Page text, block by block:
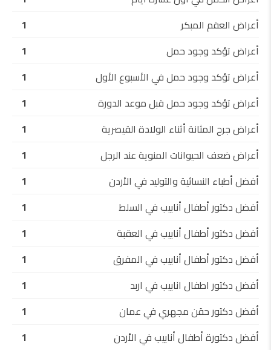
أعراض العقم المبكر
1
أعراض تؤكد وجود حمل
1
أعراض تؤكد وجود حمل في الأسبوع الأول
1
أعراض تؤكد وجود حمل قبل موعد الدورة
1
أعراض جرح المثانة أثناء الولادة القيصرية
1
أعراض ضعف الحيوانات المنوية عند الرجل
1
أفضل أطباء النسائية والتوليد في الأردن
1
أفضل دكتور أطفال أنابيب في السلط
1
أفضل دكتور أطفال أنابيب في العقبة
1
أفضل دكتور أطفال أنابيب في المفرق
1
أفضل دكتور اطفال انابيب في اربد
1
أفضل دكتور حقن مجهري في عمان
1
أفضل دكتورة أطفال أنابيب في الأردن
1